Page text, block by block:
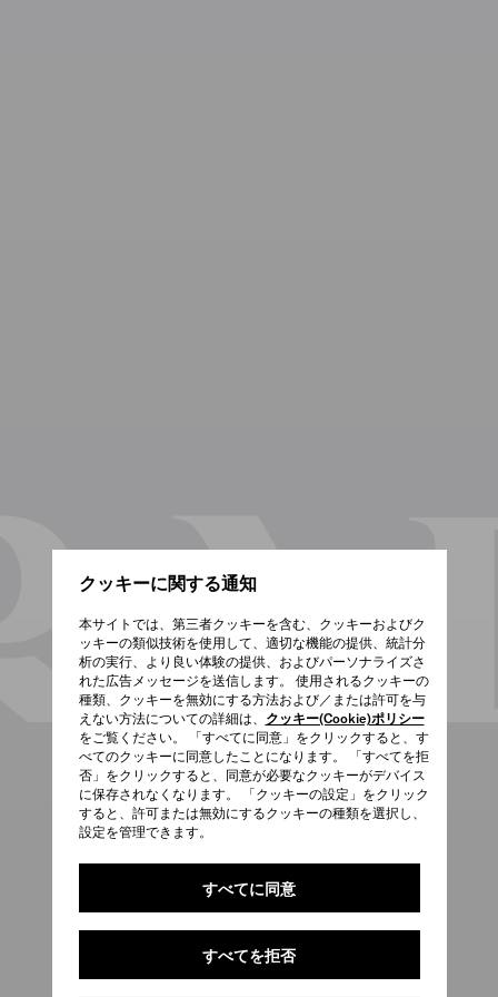
クッキーに関する通知
本サイトでは、第三者クッキーを含む、クッキーおよびク
ッキーの類似技術を使用して、適切な機能の提供、統計分
析の実行、より良い体験の提供、およびパーソナライズさ
れた広告メッセージを送信します。 使用されるクッキーの
種類、クッキーを無効にする方法および／または許可を与
えない方法についての詳細は、 クッキー(Cookie)ポリシー
をご覧ください。 「すべてに同意」をクリックすると、す
べてのクッキーに同意したことになります。 「すべてを拒
否」をクリックすると、同意が必要なクッキーがデバイス
に保存されなくなります。 「クッキーの設定」をクリック
すると、許可または無効にするクッキーの種類を選択し、
設定を管理できます。
すべてに同意
すべてを拒否